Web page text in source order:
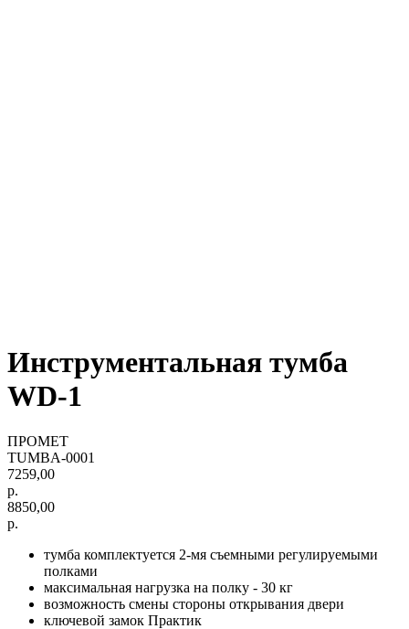
Инструментальная тумба
WD-1
ПРОМЕТ
TUMBA-0001
7259,00
р.
8850,00
р.
тумба комплектуется 2-мя съемными регулируемыми
полками
максимальная нагрузка на полку - 30 кг
возможность смены стороны открывания двери
ключевой замок Практик